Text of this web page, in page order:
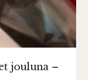
jouluna –